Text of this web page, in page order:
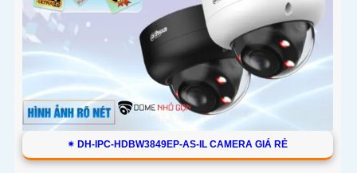
✴ DH-IPC-HDBW3849EP-AS-IL CAMERA GIÁ RẺ